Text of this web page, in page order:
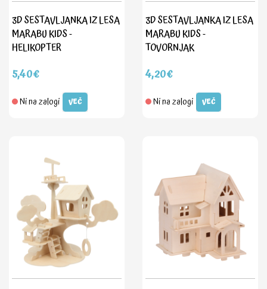
3D SESTAVLJANKA IZ LESA
MARABU KIDS -
HELIKOPTER
5,40€
Ni na zalogi VEČ
3D SESTAVLJANKA IZ LESA
MARABU KIDS -
TOVORNJAK
4,20€
Ni na zalogi VEČ